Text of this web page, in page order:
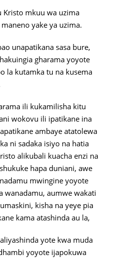
Kristo mkuu wa uzima
yake ya uzima.
unapatikana sasa bure,
gharama yoyote
la kutamka tu na kusema
ili kukamilisha kitu
wokovu ili ipatikane ina
ambaye atatolewa
ni sadaka isiyo na hatia
alikubali kuacha enzi na
hapa duniani, awe
mwingine yoyote
wanadamu, aumwe wakati
kisha na yeye pia
kama atashinda au la,
yote kwa muda
yoyote ijapokuwa